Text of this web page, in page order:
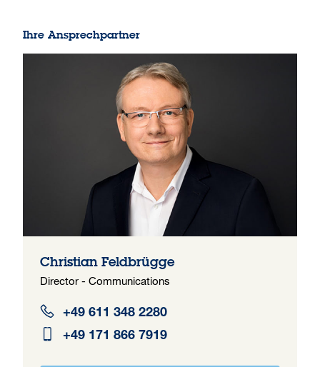
Ihre Ansprechpartner
Christian Feldbrügge
Director - Communications
+49 611 348 2280
+49 171 866 7919